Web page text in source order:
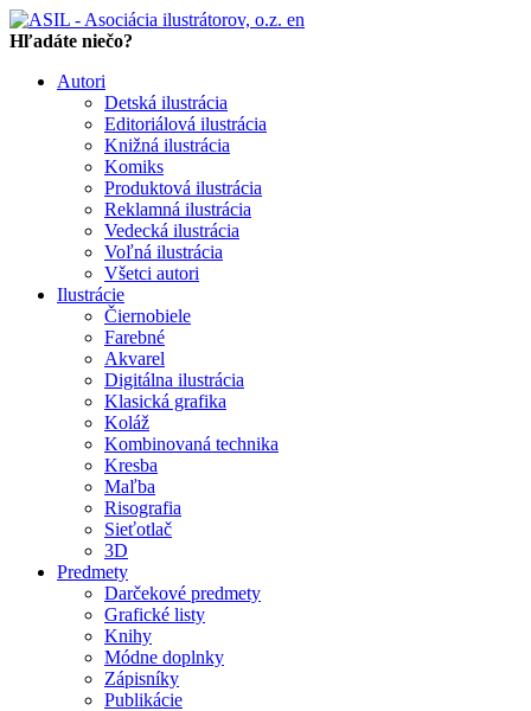
en
Hľadáte niečo?
Autori
Detská ilustrácia
Editoriálová ilustrácia
Knižná ilustrácia
Komiks
Produktová ilustrácia
Reklamná ilustrácia
Vedecká ilustrácia
Voľná ilustrácia
Všetci autori
Ilustrácie
Čiernobiele
Farebné
Akvarel
Digitálna ilustrácia
Klasická grafika
Koláž
Kombinovaná technika
Kresba
Maľba
Risografia
Sieťotlač
3D
Predmety
Darčekové predmety
Grafické listy
Knihy
Módne doplnky
Zápisníky
Publikácie